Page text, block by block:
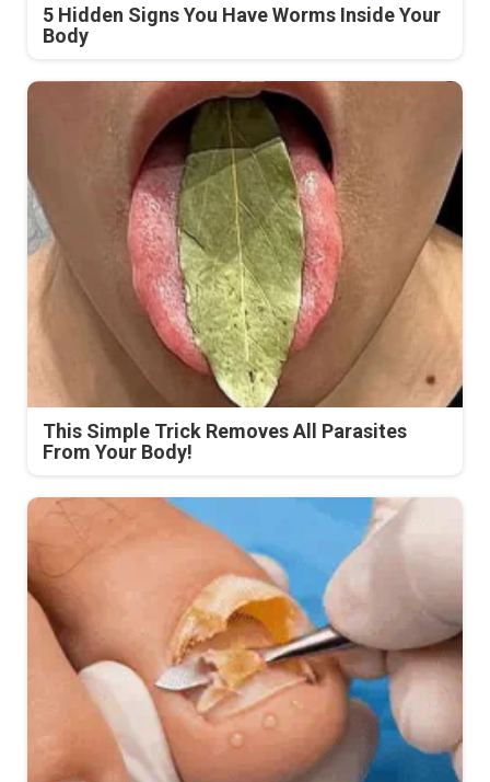
5 Hidden Signs You Have Worms Inside Your
Body
This Simple Trick Removes All Parasites
From Your Body!